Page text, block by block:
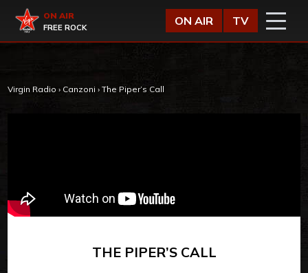
Virgin Radio
ON AIR
FREE ROCK
ON AIR TV
Virgin Radio › Canzoni › The Piper’s Call
THE PIPER’S CALL